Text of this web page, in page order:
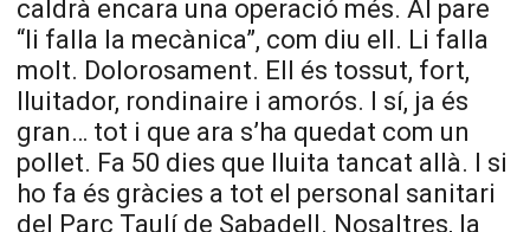
caldrà encara una operació més. Al pare
“li falla la mecànica”, com diu ell. Li falla
molt. Dolorosament. Ell és tossut, fort,
lluitador, rondinaire i amorós. I sí, ja és
gran… tot i que ara s’ha quedat com un
pollet. Fa 50 dies que lluita tancat allà. I si
ho fa és gràcies a tot el personal sanitari
del Parc Taulí de Sabadell. Nosaltres, la